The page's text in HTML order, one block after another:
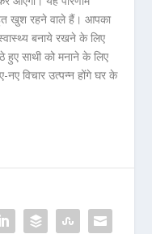
खुश रहने वाले हैं। आपका
बनाये रखने के लिए
साथी को मनाने के लिए
विचार उत्पन्न होंगे घर के